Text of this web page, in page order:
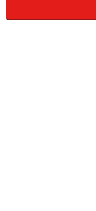
い」。日野礼香
きなので、そこが